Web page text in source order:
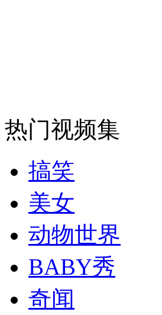
走！跟着总书记去植树
消防员救轻生者
司机酒驾遇交警 急速倒车逃窜
热门视频集
搞笑
美女
动物世界
BABY秀
奇闻